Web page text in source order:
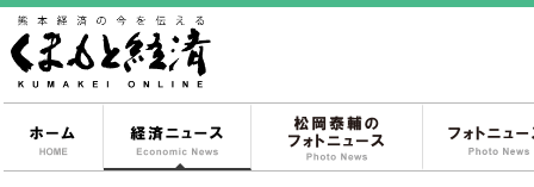
経済ニュース